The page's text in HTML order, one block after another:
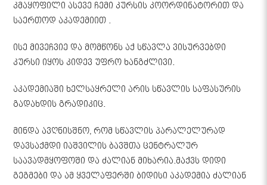
კმაყოფილი ასევე ჩემი კურსის კოორდინატორით და
საერთოდ აკადემიით .
ისე მივეჩვიე და მომწონს აქ სწავლა ვისურვებდი
კურსი იყოს კიდევ უფრო ხანგძლივი.
აკადემიაში ხელსაყრელი არის სწავლის საფასურის
გადახდის გრადიკიც.
მინდა ავღნისშნო, რომ სწავლის პარალელურად
დავსაქმდი იაშვილის ბავშთა ცენტრალურ
საავადმყოფოში და ძალიან მიხარია.მაქვს დიდი
გეგმები და ამ ყველაფერში ბიდისი აკადემია ძალიან